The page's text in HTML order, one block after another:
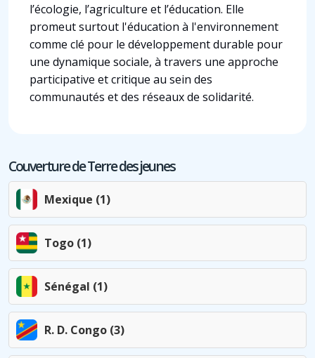
l’écologie, l’agriculture et l’éducation. Elle
promeut surtout l'éducation à l'environnement
comme clé pour le développement durable pour
une dynamique sociale, à travers une approche
participative et critique au sein des
communautés et des réseaux de solidarité.
Couverture de Terre des jeunes
Mexique (1)
Togo (1)
Sénégal (1)
R. D. Congo (3)